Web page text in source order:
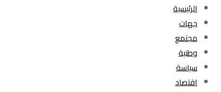
الرئيسية
جهات
مجتمع
وطنية
سياسة
اقتصاد